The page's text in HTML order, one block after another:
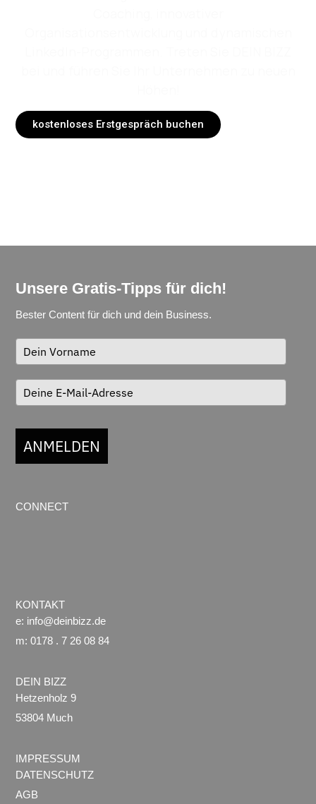
kostenloses Erstgespräch buchen
Unsere Gratis-Tipps für dich!
Bester Content für dich und dein Business.
ANMELDEN
CONNECT
KONTAKT
e: info@deinbizz.de
m: 0178 . 7 26 08 84
DEIN BIZZ
Hetzenholz 9
53804 Much
IMPRESSUM
DATENSCHUTZ
AGB